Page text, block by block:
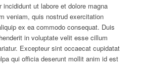
incididunt ut labore et dolore magna
veniam, quis nostrud exercitation
ex ea commodo consequat. Duis
in voluptate velit esse cillum
Excepteur sint occaecat cupidatat
qui officia deserunt mollit anim id est